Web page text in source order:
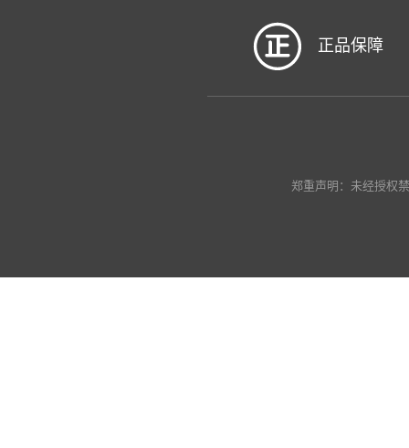
正品保障
郑重声明：未经授权